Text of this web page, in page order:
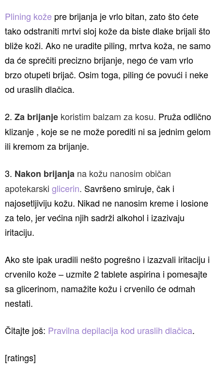
Plining kože pre brijanja je vrlo bitan, zato što ćete
tako odstraniti mrtvi sloj kože da biste dlake brijali što
bliže koži. Ako ne uradite piling, mrtva koža, ne samo
da će sprečiti precizno brijanje, nego će vam vrlo
brzo otupeti brijač. Osim toga, piling će povući i neke
od uraslih dlačica.
2. Za brijanje koristim balzam za kosu. Pruža odlično
klizanje , koje se ne može porediti ni sa jednim gelom
ili kremom za brijanje.
3. Nakon brijanja na kožu nanosim običan
apotekarski glicerin. Savršeno smiruje, čak i
najosetljiviju kožu. Nikad ne nanosim kreme i losione
za telo, jer većina njih sadrži alkohol i izazivaju
iritaciju.
Ako ste ipak uradili nešto pogrešno i izazvali iritaciju i
crvenilo kože – uzmite 2 tablete aspirina i pomesajte
sa glicerinom, namažite kožu i crvenilo će odmah
nestati.
Čitajte još: Pravilna depilacija kod uraslih dlačica.
[ratings]